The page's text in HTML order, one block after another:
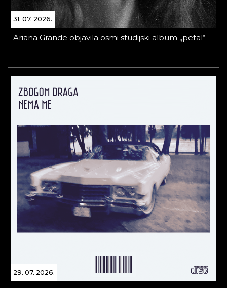
31. 07. 2026.
Ariana Grande objavila osmi studijski album „petal“
29. 07. 2026.